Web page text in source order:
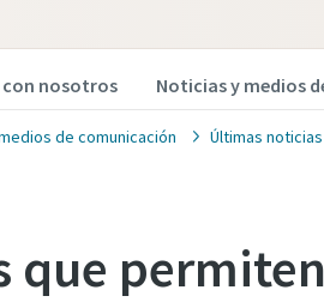
con nosotros Noticias y medios
de comunicación Últimas noticias
que